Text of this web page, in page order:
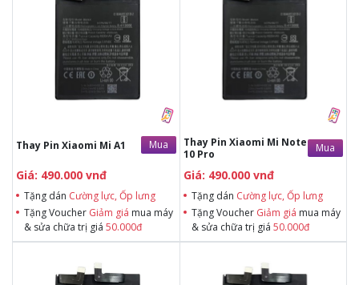
Thay Pin Xiaomi Mi A1 Mua
Giá: 490.000 vnđ
Tặng dán Cường lực, Ốp lưng
Tặng Voucher Giảm giá mua máy
& sửa chữa trị giá 50.000đ
Tặng dán Cường lực, Ốp lưng khi
Tặng Voucher Giảm giá mua máy
& sửa chữa trị giá 50.000đTặng dán
Cường lực, Ốp lưng khi mua BHV
Tặng Voucher Giảm giá mua máy
& sửa chữa trị giá 50.000đ
Thay Pin Xiaomi Mi Note
10 Pro
Mua
Giá: 490.000 vnđ
Tặng dán Cường lực, Ốp lưng
Tặng Voucher Giảm giá mua máy
& sửa chữa trị giá 50.000đ
Tặng dán Cường lực, Ốp lưng khi
Tặng Voucher Giảm giá mua máy
& sửa chữa trị giá 50.000đTặng dán
Cường lực, Ốp lưng khi mua BHV
Tặng Voucher Giảm giá mua máy
& sửa chữa trị giá 50.000đ